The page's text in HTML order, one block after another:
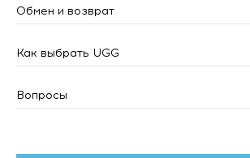
Обмен и возврат
Как выбрать UGG
Вопросы